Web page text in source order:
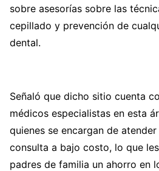
sobre asesorías sobre las
cepillado y prevención de
dental.
Señaló que dicho sitio cuenta
médicos especialistas en esta
quienes se encargan de
consulta a bajo costo, lo que
padres de familia un ahorro en